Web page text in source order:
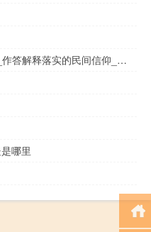
王中王免费资料大全料大全一一l_作答解释落实的民间信仰_手机版509.560
哪里